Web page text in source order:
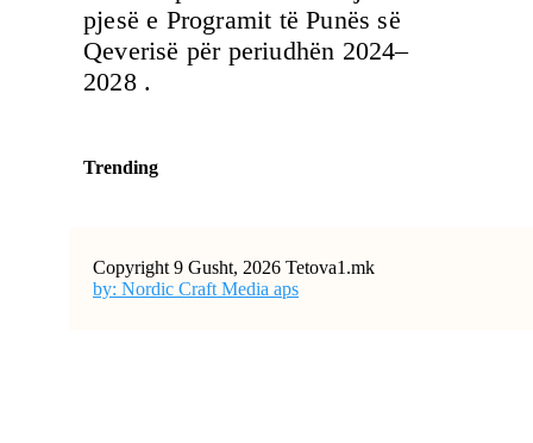
pjesë e Programit të Punës së
Qeverisë për periudhën 2024–
2028 .
Trending
Copyright 9 Gusht, 2026 Tetova1.mk
by: Nordic Craft Media aps